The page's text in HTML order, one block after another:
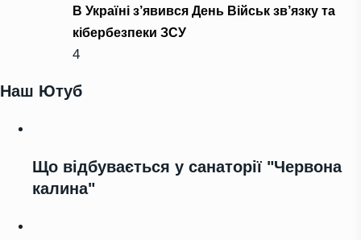
В Україні з’явився День Військ зв’язку та
кібербезпеки ЗСУ
4
Наш Ютуб
Що відбувається у санаторії "Червона
калина"